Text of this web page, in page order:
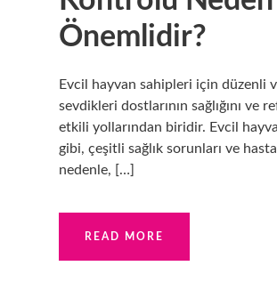
Önemlidir?
Evcil hayvan sahipleri için düzenli
sevdikleri dostlarının sağlığını ve
etkili yollarından biridir. Evcil
gibi, çeşitli sağlık sorunları ve
nedenle, […]
READ MORE